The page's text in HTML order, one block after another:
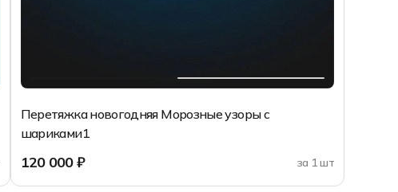
Перетяжка новогодняя Морозные узоры с
шариками1
120 000 ₽ за 1 шт
Добавить в корзину